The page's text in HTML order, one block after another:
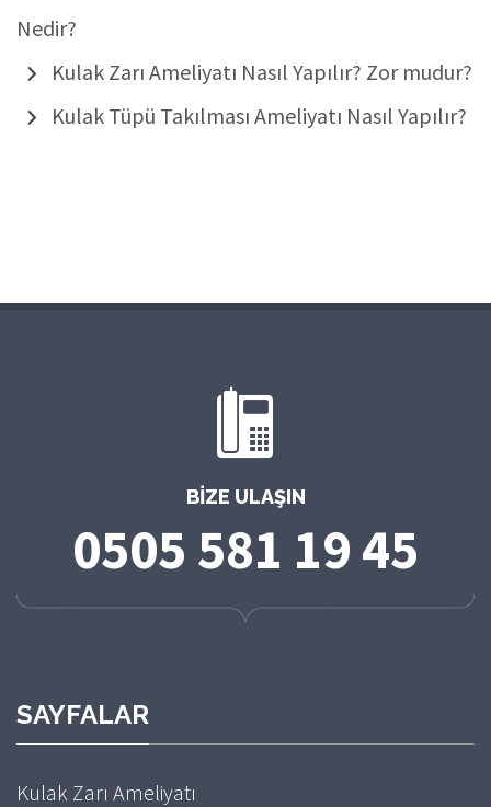
Nedir?
Kulak Zarı Ameliyatı Nasıl Yapılır? Zor mudur?
Kulak Tüpü Takılması Ameliyatı Nasıl Yapılır?
BIZE ULAŞIN
0505 581 19 45
SAYFALAR
Kulak Zarı Ameliyatı